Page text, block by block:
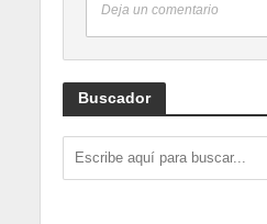
Deja un comentario
Buscador